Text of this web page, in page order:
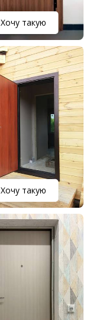
Хочу такую
Хочу такую